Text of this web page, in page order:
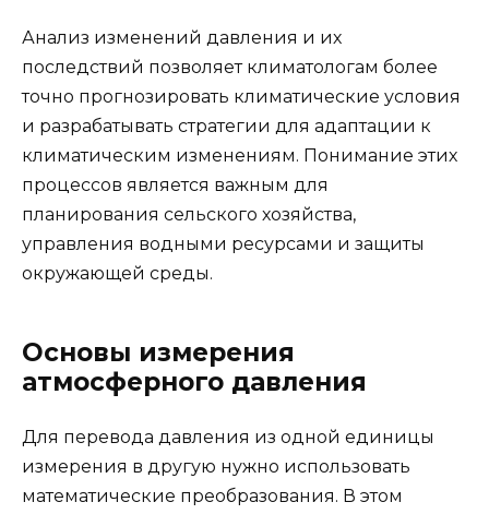
Анализ изменений давления и их
последствий позволяет климатологам более
точно прогнозировать климатические условия
и разрабатывать стратегии для адаптации к
климатическим изменениям. Понимание этих
процессов является важным для
планирования сельского хозяйства,
управления водными ресурсами и защиты
окружающей среды.
Основы измерения
атмосферного давления
Для перевода давления из одной единицы
измерения в другую нужно использовать
математические преобразования. В этом